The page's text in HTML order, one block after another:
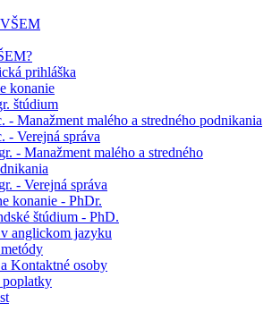
prihláška
konanie
štúdium
- Manažment malého a stredného podnikania
- Verejná správa
- Manažment malého a stredného
- Verejná správa
konanie - PhDr.
štúdium - PhD.
anglickom jazyku
Kontaktné osoby
poplatky